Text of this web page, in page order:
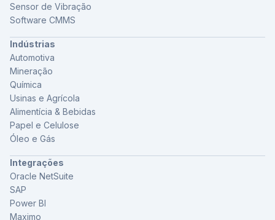
Sensor de Vibração
Software CMMS
Indústrias
Automotiva
Mineração
Química
Usinas e Agrícola
Alimentícia & Bebidas
Papel e Celulose
Óleo e Gás
Integrações
Oracle NetSuite
SAP
Power BI
Maximo